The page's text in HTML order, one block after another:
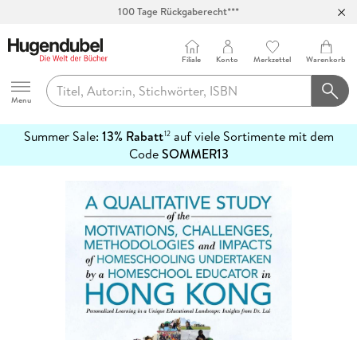
100 Tage Rückgaberecht***
Hugendubel
Menu
Filiale Konto Merkzettel Warenkorb
Summer Sale: 13% Rabatt12auf viele Sortimente mit dem
CodeSOMMER13
erfahren